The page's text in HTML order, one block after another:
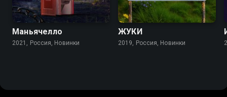
Маньячелло
2021, Россия, Новинки
7.8 7.2
ЖУКИ
2019, Россия, Новинки